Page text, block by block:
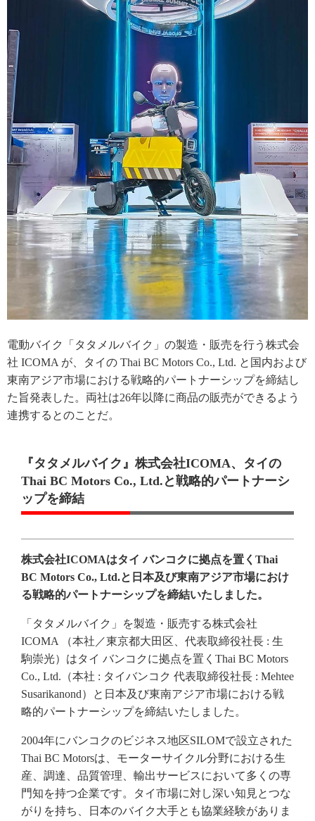
電動バイク「タタメルバイク」の製造・販売を行う株式会
社 ICOMA が、タイの Thai BC Motors Co., Ltd. と国内および
東南アジア市場における戦略的パートナーシップを締結し
た旨発表した。両社は26年以降に商品の販売ができるよう
連携するとのことだ。
『タタメルバイク』株式会社ICOMA、タイの
Thai BC Motors Co., Ltd.と戦略的パートナーシ
ップを締結
株式会社ICOMAはタイ バンコクに拠点を置くThai
BC Motors Co., Ltd.と日本及び東南アジア市場におけ
る戦略的パートナーシップを締結いたしました。
「タタメルバイク」を製造・販売する株式会社
ICOMA （本社／東京都大田区、代表取締役社長 : 生
駒崇光）はタイ バンコクに拠点を置くThai BC Motors
Co., Ltd.（本社 : タイバンコク 代表取締役社長 : Mehtee
Susarikanond）と日本及び東南アジア市場における戦
略的パートナーシップを締結いたしました。
2004年にバンコクのビジネス地区SILOMで設立された
Thai BC Motorsは、モーターサイクル分野における生
産、調達、品質管理、輸出サービスにおいて多くの専
門知を持つ企業です。タイ市場に対し深い知見とつな
がりを持ち、日本のバイク大手とも協業経験がありま